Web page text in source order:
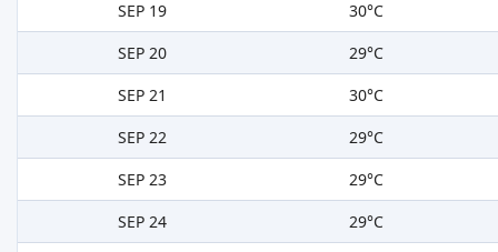
SEP 19
30°C
SEP 20
29°C
SEP 21
30°C
SEP 22
29°C
SEP 23
29°C
SEP 24
29°C